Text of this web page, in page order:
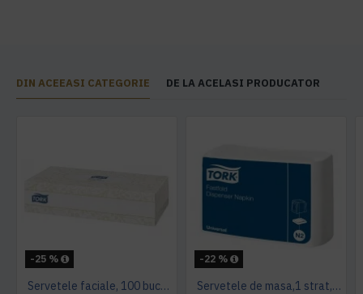
DIN ACEEASI CATEGORIE DE LA ACELASI PRODUCATOR
-25 %
Servetele faciale, 100 bucati / pachet, Tork
-22 %
Servetele de masa,1 strat, Tork, 300 buc/pachet